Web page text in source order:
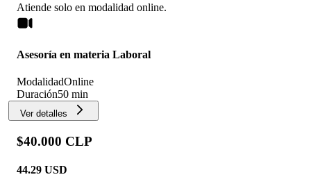
Atiende solo en modalidad online.
Asesoría en materia Laboral
ModalidadOnline
Duración50 min
Ver detalles
$40.000 CLP
44.29 USD